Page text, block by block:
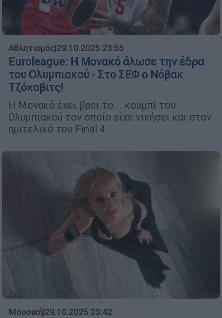
Αθλητισμός|29.10.2025 23:55
Euroleague: Η Μονακό άλωσε την έδρα
του Ολυμπιακού - Στο ΣΕΦ ο Νόβακ
Τζόκοβιτς!
Η Μονακό έχει βρει το... κουμπί του
Ολυμπιακού τον οποίο είχε νικήσει και στον
ημιτελικό του Final 4
Μουσική|29.10.2025 23:42